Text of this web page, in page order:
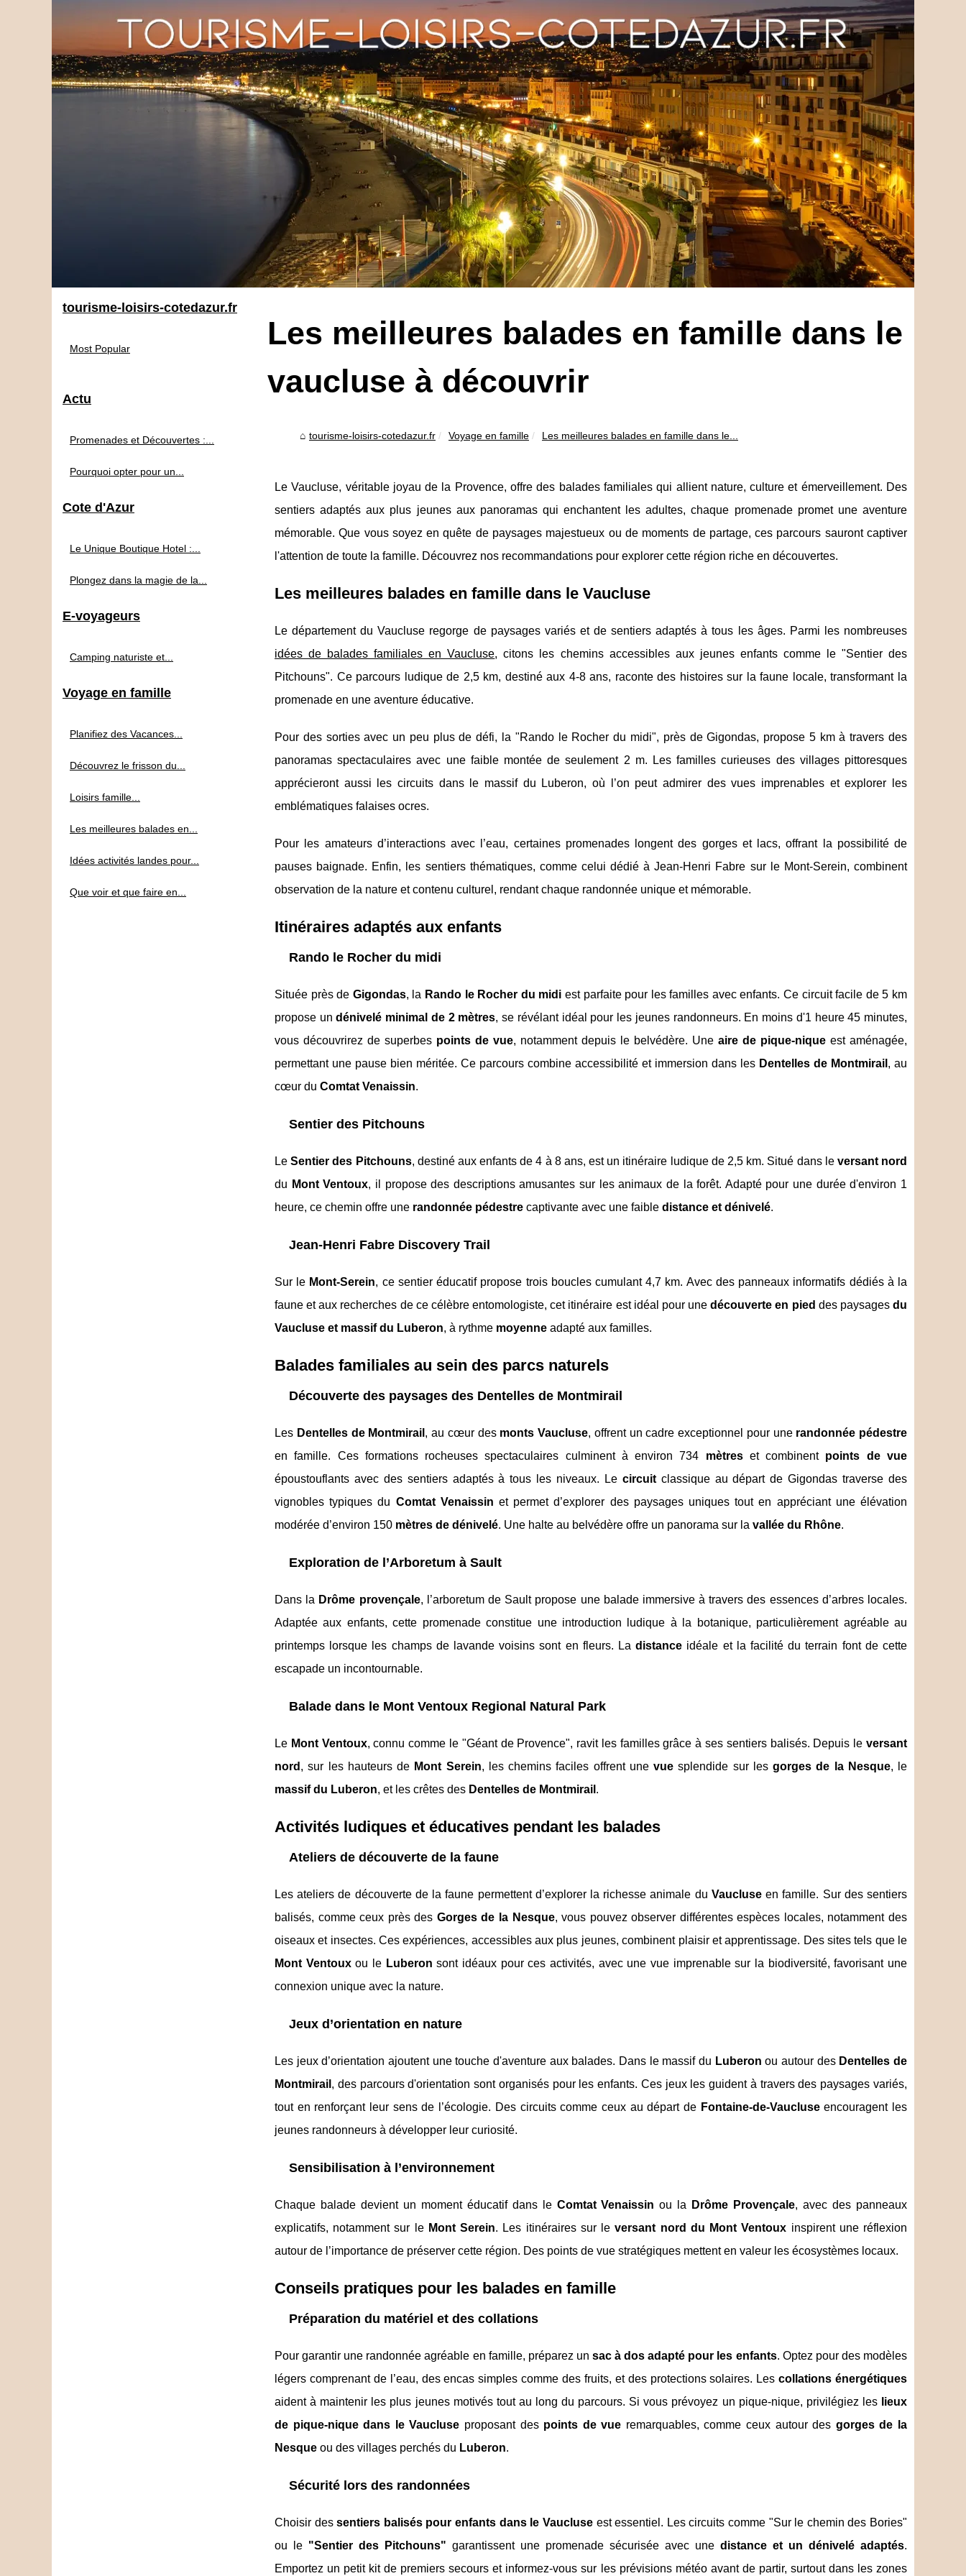
Les meilleures balades en famille dans le
vaucluse à découvrir
tourisme-loisirs-cotedazur.fr Voyage en famille Les meilleures balades en famille dans le...
Le Vaucluse, véritable joyau de la Provence, offre des balades familiales qui allient nature, culture et émerveillement. Des
sentiers adaptés aux plus jeunes aux panoramas qui enchantent les adultes, chaque promenade promet une aventure
mémorable. Que vous soyez en quête de paysages majestueux ou de moments de partage, ces parcours sauront captiver
l'attention de toute la famille. Découvrez nos recommandations pour explorer cette région riche en découvertes.
Les meilleures balades en famille dans le Vaucluse
Le département du Vaucluse regorge de paysages variés et de sentiers adaptés à tous les âges. Parmi les nombreuses
idées de balades familiales en Vaucluse, citons
les chemins accessibles aux jeunes enfants comme le "Sentier des
Pitchouns". Ce parcours ludique de 2,5 km, destiné aux 4-8 ans, raconte des histoires sur la faune locale, transformant la
promenade en une aventure éducative.
Pour des sorties avec un peu plus de défi, la "Rando le Rocher du midi", près de Gigondas, propose 5 km à travers des
panoramas spectaculaires avec une faible montée de seulement 2 m. Les familles curieuses des villages pittoresques
apprécieront aussi les circuits dans le massif du Luberon, où l’on peut admirer des vues imprenables et explorer les
emblématiques falaises ocres.
Pour les amateurs d’interactions avec l’eau, certaines promenades longent des gorges et lacs, offrant la possibilité de
pauses baignade. Enfin, les sentiers thématiques, comme celui dédié à Jean-Henri Fabre sur le Mont-Serein, combinent
observation de la nature et contenu culturel, rendant chaque randonnée unique et mémorable.
Itinéraires adaptés aux enfants
Rando le Rocher du midi
Située près de Gigondas, la Rando le Rocher du midi est parfaite pour les familles avec enfants. Ce circuit facile de 5 km
propose undénivelé minimal de 2 mètres, se révélant idéal pour les jeunes randonneurs. En moins d'1 heure 45 minutes,
vous découvrirez de superbes points de vue, notamment depuis le belvédère. Une aire de pique-nique est aménagée,
permettant une pause bien méritée. Ce parcours combine accessibilité et immersion dans les Dentelles de Montmirail , au
cœur du Comtat Venaissin.
Sentier des Pitchouns
LeSentier des Pitchouns, destiné aux enfants de 4 à 8 ans, est un itinéraire ludique de 2,5 km. Situé dans le versant nord
du Mont Ventoux, il propose des descriptions amusantes sur les animaux de la forêt. Adapté pour une durée d'environ 1
heure, ce chemin offre une randonnée pédestre captivante avec une faible distance et dénivelé.
Jean-Henri Fabre Discovery Trail
Sur le Mont-Serein, ce sentier éducatif propose trois boucles cumulant 4,7 km. Avec des panneaux informatifs dédiés à la
faune et aux recherches de ce célèbre entomologiste, cet itinéraire est idéal pour unedécouverte en pied des paysagesdu
Vaucluse et massif du Luberon, à rythme moyenne adapté aux familles.
Balades familiales au sein des parcs naturels
Découverte des paysages des Dentelles de Montmirail
Les Dentelles de Montmirail , au cœur des monts Vaucluse, offrent un cadre exceptionnel pour une randonnée pédestre
en famille. Ces formations rocheuses spectaculaires culminent à environ 734 mètreset combinent points de vue
époustouflants avec des sentiers adaptés à tous les niveaux. Le circuitclassique au départ de Gigondas traverse des
vignobles typiques du Comtat Venaissin et permet d’explorer des paysages uniques tout en appréciant une élévation
modérée d’environ 150 mètres de dénivelé. Une halte au belvédère offre un panorama sur la vallée du Rhône.
Exploration de l’Arboretum à Sault
Dans la Drôme provençale, l’arboretum de Sault propose une balade immersive à travers des essences d’arbres locales.
Adaptée aux enfants, cette promenade constitue une introduction ludique à la botanique, particulièrement agréable au
printemps lorsque les champs de lavande voisins sont en fleurs. Ladistance idéale et la facilité du terrain font de cette
escapade un incontournable.
Balade dans le Mont Ventoux Regional Natural Park
Le Mont Ventoux, connu comme le "Géant de Provence", ravit les familles grâce à ses sentiers balisés. Depuis leversant
nord , sur les hauteurs de Mont Serein, les chemins faciles offrent une vue splendide sur les gorges de la Nesque, le
massif du Luberon, et les crêtes des Dentelles de Montmirail .
Activités ludiques et éducatives pendant les balades
Ateliers de découverte de la faune
Les ateliers de découverte de la faune permettent d’explorer la richesse animale du Vaucluseen famille. Sur des sentiers
balisés, comme ceux près des Gorges de la Nesque, vous pouvez observer différentes espèces locales, notamment des
oiseaux et insectes. Ces expériences, accessibles aux plus jeunes, combinent plaisir et apprentissage. Des sites tels que le
Mont Ventouxou le Luberon sont idéaux pour ces activités, avec une vue imprenable sur la biodiversité, favorisant une
connexion unique avec la nature.
Jeux d’orientation en nature
Les jeux d’orientation ajoutent une touche d'aventure aux balades. Dans le massif du Luberon ou autour des Dentelles de
Montmirail , des parcours d'orientation sont organisés pour les enfants. Ces jeux les guident à travers des paysages variés,
tout en renforçant leur sens de l’écologie. Des circuits comme ceux au départ de Fontaine-de-Vaucluseencouragent les
jeunes randonneurs à développer leur curiosité.
Sensibilisation à l’environnement
Chaque balade devient un moment éducatif dans le Comtat Venaissin ou la Drôme Provençale, avec des panneaux
explicatifs, notamment sur le Mont Serein. Les itinéraires sur leversant nord du Mont Ventoux inspirent une réflexion
autour de l’importance de préserver cette région. Des points de vue stratégiques mettent en valeur les écosystèmes locaux.
Conseils pratiques pour les balades en famille
Préparation du matériel et des collations
Pour garantir une randonnée agréable en famille, préparez un sac à dos adapté pour les enfants. Optez pour des modèles
légers comprenant de l’eau, des encas simples comme des fruits, et des protections solaires. Lescollations énergétiques
aident à maintenir les plus jeunes motivés tout au long du parcours. Si vous prévoyez un pique-nique, privilégiez les lieux
de pique-nique dans le Vaucluse proposant des points de vue remarquables, comme ceux autour des gorges de la
Nesque ou des villages perchés du Luberon.
Sécurité lors des randonnées
Choisir dessentiers balisés pour enfants dans le Vaucluseest essentiel. Les circuits comme "Sur le chemin des Bories"
ou le "Sentier des Pitchouns" garantissent une promenade sécurisée avec une distance et un dénivelé adaptés.
Emportez un petit kit de premiers secours et informez-vous sur les prévisions météo avant de partir, surtout dans les zones
tourisme-loisirs-cotedazur.fr
Most Popular
Actu
Promenades et Découvertes :...
Pourquoi opter pour un...
Cote d'Azur
Le Unique Boutique Hotel :...
Plongez dans la magie de la...
E-voyageurs
Camping naturiste et...
Voyage en famille
Planifiez des Vacances...
Découvrez le frisson du...
Loisirs famille...
Les meilleures balades en...
Idées activités landes pour...
Que voir et que faire en...